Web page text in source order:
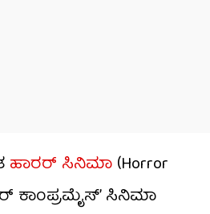
ಹಾರರ್ ಸಿನಿಮಾ (Horror
ಕಾಂಪ್ರಮೈಸ್’ ಸಿನಿಮಾ